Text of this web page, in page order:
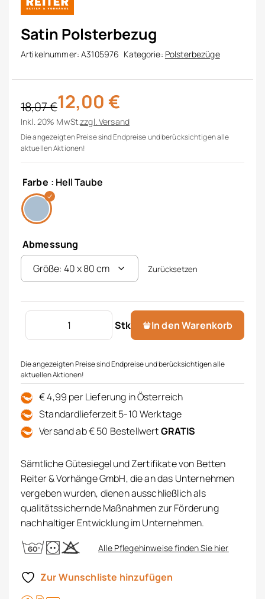
Satin Polsterbezug
Artikelnummer:A3105976 Kategorie: Polsterbezüge
18,07€
Ursprünglicher Preis war: 18,07 €
12,00 €
Aktueller Preis ist: 12,00 €.
Inkl. 20% MwSt.zzgl.Versand
Die angezeigten Preise sind Endpreise und berücksichtigen alle
aktuellen Aktionen!
Farbe : Hell Taube
Abmessung
Zurücksetzen
Stk
Satin Polsterbezug Menge
In den Warenkorb
Die angezeigten Preise sind Endpreise und berücksichtigen alle
aktuellen Aktionen!
€ 4,99 per Lieferung in Österreich
Standardlieferzeit 5-10 Werktage
Versand ab € 50 BestellwertGRATIS
Sämtliche Gütesiegel und Zertifikate von Betten
Reiter & Vorhänge GmbH, die an das Unternehmen
vergeben wurden, dienen ausschließlich als
qualitätssichernde Maßnahmen zur Förderung
nachhaltiger Entwicklung im Unternehmen.
Alle Pflegehinweise finden Sie hier
Zur Wunschliste hinzufügen